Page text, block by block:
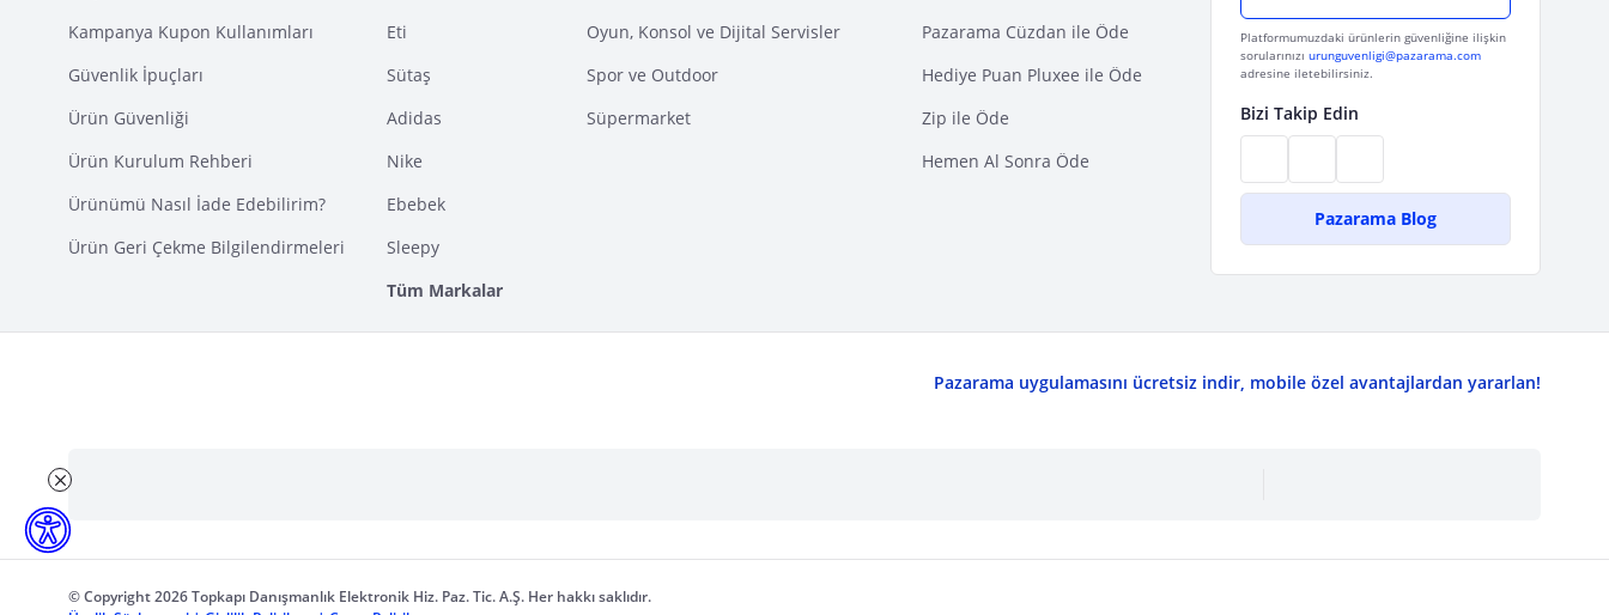
Kampanya Kupon Kullanımları
Güvenlik İpuçları
Ürün Güvenliği
Ürün Kurulum Rehberi
Ürünümü Nasıl İade Edebilirim?
Ürün Geri Çekme Bilgilendirmeleri
Eti
Sütaş
Adidas
Nike
Ebebek
Sleepy
Tüm Markalar
Oyun, Konsol ve Dijital Servisler
Spor ve Outdoor
Süpermarket
Pazarama Cüzdan ile Öde
Hediye Puan Pluxee ile Öde
Zip ile Öde
Hemen Al Sonra Öde
Platformumuzdaki ürünlerin güvenliğine ilişkin
sorularınızı urunguvenligi@pazarama.com
adresine iletebilirsiniz.
Bizi Takip Edin
Pazarama Blog
Pazarama uygulamasını ücretsiz indir, mobile özel avantajlardan yararlan!
© Copyright 2026 Topkapı Danışmanlık Elektronik Hiz. Paz. Tic. A.Ş. Her hakkı saklıdır.